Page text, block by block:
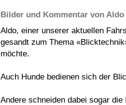
Bilder und Kommentar von
Aldo, einer unserer aktuellen
gesandt zum Thema
möchte.
Auch Hunde bedienen sich der
Andere schneiden dabei sogar die